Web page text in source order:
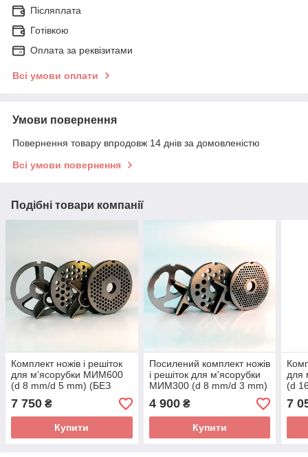
Післяплата
Готівкою
Оплата за реквізитами
Всі умови оплати
Умови повернення
Повернення товару впродовж 14 днів за домовленістю
Всі умови повернення
Подібні товари компанії
Комплект ножів і решіток
для м'ясорубки MИМ600
(d 8 mm/d 5 mm) (БЕЗ
БОРТА)
7 750 ₴
Купити
Посилений комплект ножів
і решіток для м'ясорубки
MИМ300 (d 8 mm/d 3 mm)
4 900₴
Купити
для
(d
7